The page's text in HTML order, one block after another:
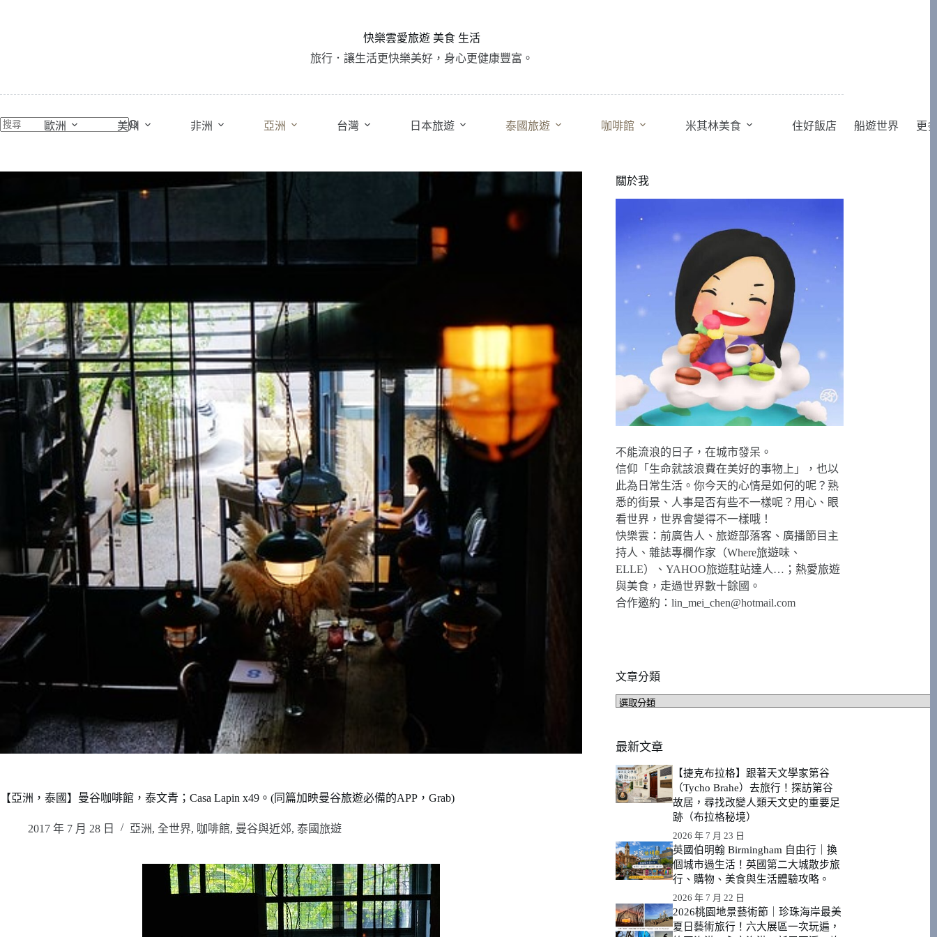
容
快樂雲愛旅遊 美食 生活
旅行．讓生活更快樂美好，身心更健康豐富。
歐洲 美州 非洲 亞洲 台灣 日本旅遊 泰國旅遊 咖啡館 米其林美食 住好飯店 船遊世界 更
【亞洲，泰國】曼谷咖啡館，泰文青；Casa Lapin x49。(同篇加映曼谷旅遊必備的APP，Grab)
2017 年 7 月 28 日 亞洲, 全世界, 咖啡館, 曼谷與近郊, 泰國旅遊
關於我
不能流浪的日子，在城市發呆。
信仰「生命就該浪費在美好的事物上」，也以
此為日常生活。你今天的心情是如何的呢？熟
悉的街景、人事是否有些不一樣呢？用心、眼
看世界，世界會變得不一樣哦！
快樂雲：前廣告人、旅遊部落客、廣播節目主
持人、雜誌專欄作家（Where旅遊味、
ELLE）、YAHOO旅遊駐站達人…；熱愛旅遊
與美食，走過世界數十餘國。
合作邀約：lin_mei_chen@hotmail.com
文章分類
文
類
最新文章
【捷克布拉格】跟著天文學家第谷
（Tycho Brahe）去旅行！探訪第谷
故居，尋找改變人類天文史的重要足
跡（布拉格秘境）
2026 年 7 月 23 日
英國伯明翰 Birmingham 自由行｜換
個城市過生活！英國第二大城散步旅
行、購物、美食與生活體驗攻略。
2026 年 7 月 22 日
2026桃園地景藝術節｜珍珠海岸最美
夏日藝術旅行！六大展區一次玩遍，